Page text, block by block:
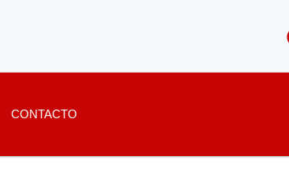
CONTACTO